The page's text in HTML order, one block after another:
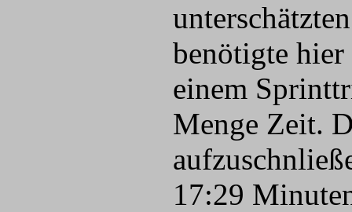
benötigte
einem
Menge Zeit.
17:29